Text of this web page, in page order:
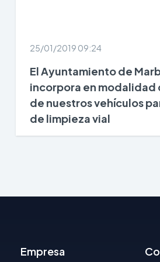
25/01/2019 09:24
El Ayuntamiento de
incorpora en modalidad
de nuestros vehículos
de limpieza vial
Empresa